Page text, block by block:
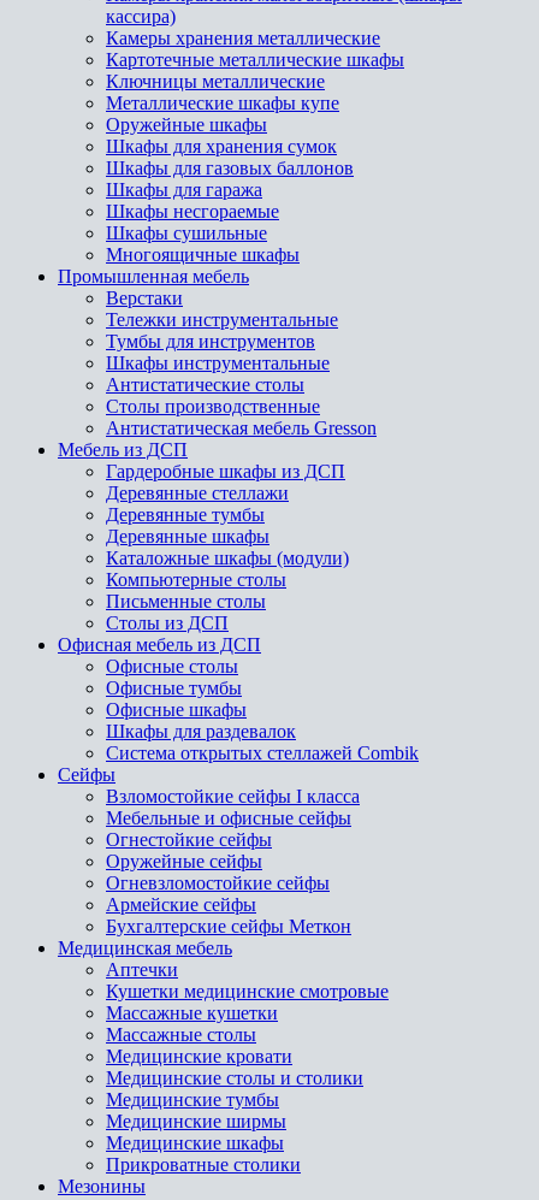
кассира)
Камеры хранения металлические
Картотечные металлические шкафы
Ключницы металлические
Металлические шкафы купе
Оружейные шкафы
Шкафы для хранения сумок
Шкафы для газовых баллонов
Шкафы для гаража
Шкафы несгораемые
Шкафы сушильные
Многоящичные шкафы
Промышленная мебель
Верстаки
Тележки инструментальные
Тумбы для инструментов
Шкафы инструментальные
Антистатические столы
Столы производственные
Антистатическая мебель Gresson
Мебель из ДСП
Гардеробные шкафы из ДСП
Деревянные стеллажи
Деревянные тумбы
Деревянные шкафы
Каталожные шкафы (модули)
Компьютерные столы
Письменные столы
Столы из ДСП
Офисная мебель из ДСП
Офисные столы
Офисные тумбы
Офисные шкафы
Шкафы для раздевалок
Система открытых стеллажей Combik
Сейфы
Взломостойкие сейфы I класса
Мебельные и офисные сейфы
Огнестойкие сейфы
Оружейные сейфы
Огневзломостойкие сейфы
Армейские сейфы
Бухгалтерские сейфы Меткон
Медицинская мебель
Аптечки
Кушетки медицинские смотровые
Массажные кушетки
Массажные столы
Медицинские кровати
Медицинские столы и столики
Медицинские тумбы
Медицинские ширмы
Медицинские шкафы
Прикроватные столики
Мезонины